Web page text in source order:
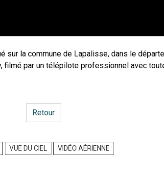
la commune de Lapalisse, dans le
par un télépilote professionnel avec
Retour
VUE DU CIEL VIDÉO AÉRIENNE